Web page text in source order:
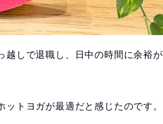
越しで退職し、日中の時間に余裕が
トヨガが最適だと感じたのです。